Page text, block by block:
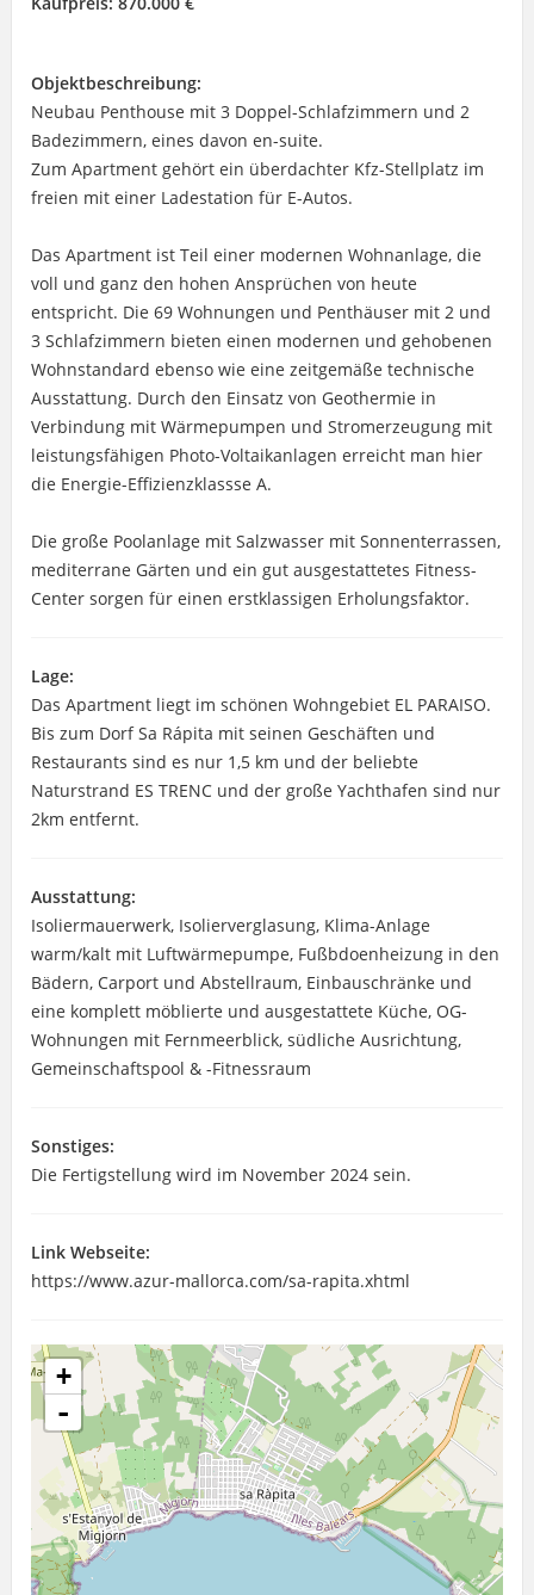
Objektbeschreibung:
Neubau Penthouse mit 3 Doppel-Schlafzimmern und 2
Badezimmern, eines davon en-suite.
Zum Apartment gehört ein überdachter Kfz-Stellplatz im
freien mit einer Ladestation für E-Autos.
Das Apartment ist Teil einer modernen Wohnanlage, die
voll und ganz den hohen Ansprüchen von heute
entspricht. Die 69 Wohnungen und Penthäuser mit 2 und
3 Schlafzimmern bieten einen modernen und gehobenen
Wohnstandard ebenso wie eine zeitgemäße technische
Ausstattung. Durch den Einsatz von Geothermie in
Verbindung mit Wärmepumpen und Stromerzeugung mit
leistungsfähigen Photo-Voltaikanlagen erreicht man hier
die Energie-Effizienzklassse A.
Die große Poolanlage mit Salzwasser mit Sonnenterrassen,
mediterrane Gärten und ein gut ausgestattetes Fitness-
Center sorgen für einen erstklassigen Erholungsfaktor.
Lage:
Das Apartment liegt im schönen Wohngebiet EL PARAISO.
Bis zum Dorf Sa Rápita mit seinen Geschäften und
Restaurants sind es nur 1,5 km und der beliebte
Naturstrand ES TRENC und der große Yachthafen sind nur
2km entfernt.
Ausstattung:
Isoliermauerwerk, Isolierverglasung, Klima-Anlage
warm/kalt mit Luftwärmepumpe, Fußbdoenheizung in den
Bädern, Carport und Abstellraum, Einbauschränke und
eine komplett möblierte und ausgestattete Küche, OG-
Wohnungen mit Fernmeerblick, südliche Ausrichtung,
Gemeinschaftspool & -Fitnessraum
Sonstiges:
Die Fertigstellung wird im November 2024 sein.
Link Webseite:
https://www.azur-mallorca.com/sa-rapita.xhtml
+
-